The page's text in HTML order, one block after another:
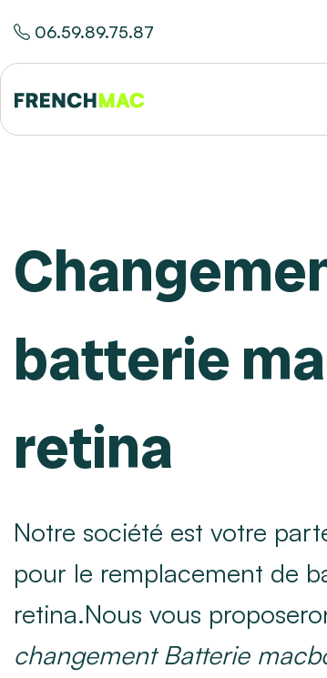
06.59.89.75.87
batterie
retina
Notre société est votre
pour le remplacement de
retina.Nous vous
changement Batterie